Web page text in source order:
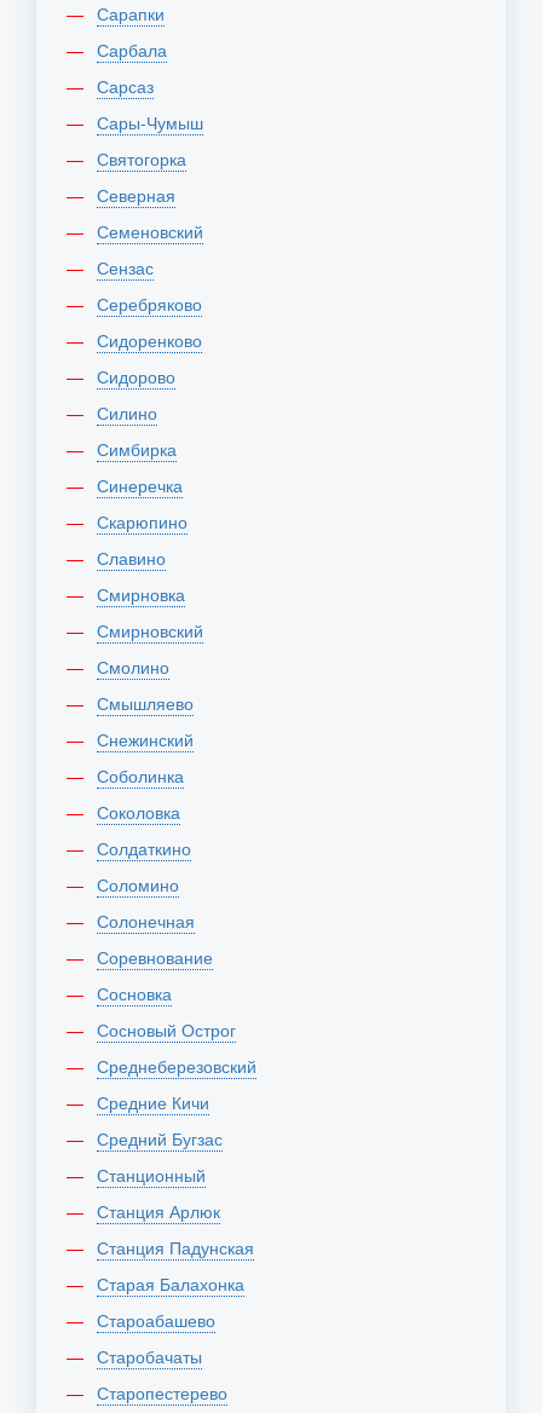
Сарапки
Сарбала
Сарсаз
Сары-Чумыш
Святогорка
Северная
Семеновский
Сензас
Серебряково
Сидоренково
Сидорово
Силино
Симбирка
Синеречка
Скарюпино
Славино
Смирновка
Смирновский
Смолино
Смышляево
Снежинский
Соболинка
Соколовка
Солдаткино
Соломино
Солонечная
Соревнование
Сосновка
Сосновый Острог
Среднеберезовский
Средние Кичи
Средний Бугзас
Станционный
Станция Арлюк
Станция Падунская
Старая Балахонка
Староабашево
Старобачаты
Старопестерево